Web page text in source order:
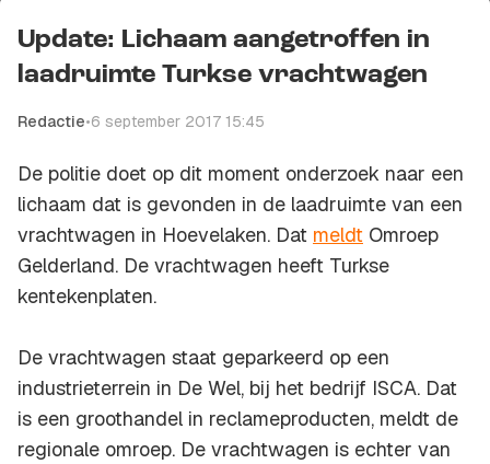
Kopieer link
Update: Lichaam aangetroffen in
laadruimte Turkse vrachtwagen
Redactie•6 september 2017 15:45
De politie doet op dit moment onderzoek naar een
lichaam dat is gevonden in de laadruimte van een
vrachtwagen in Hoevelaken. Dat meldt Omroep
Gelderland. De vrachtwagen heeft Turkse
kentekenplaten.
De vrachtwagen staat geparkeerd op een
industrieterrein in De Wel, bij het bedrijf ISCA. Dat
is een groothandel in reclameproducten, meldt de
regionale omroep. De vrachtwagen is echter van